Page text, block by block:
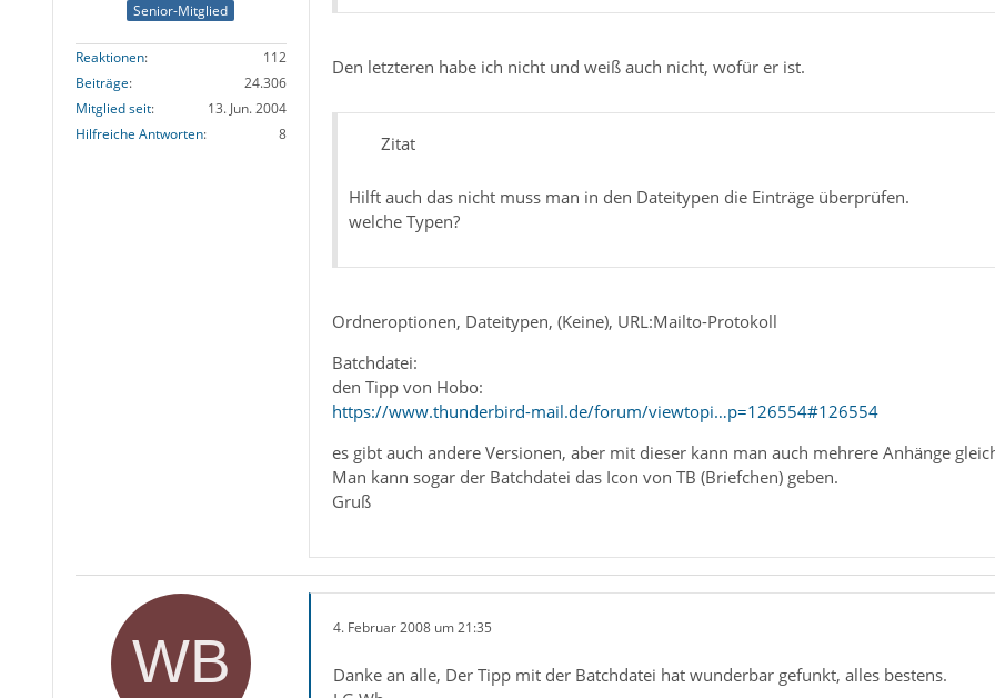
Senior-Mitglied
Reaktionen
112
Beiträge
24.306
Mitglied seit
13. Jun. 2004
Hilfreiche Antworten
8
Den letzteren habe ich nicht und weiß auch nicht, wofür er ist.
Zitat
Hilft auch das nicht muss man in den Dateitypen die Einträge überprüfen.
welche Typen?
Ordneroptionen, Dateitypen, (Keine), URL:Mailto-Protokoll
Batchdatei:
den Tipp von Hobo:
https://www.thunderbird-mail.de/forum/viewtopi…p=126554#126554
es gibt auch andere Versionen, aber mit dieser kann man auch mehrere Anhänge
Man kann sogar der Batchdatei das Icon von TB (Briefchen) geben.
Gruß
4. Februar 2008 um 21:35
Danke an alle, Der Tipp mit der Batchdatei hat wunderbar gefunkt, alles bestens.